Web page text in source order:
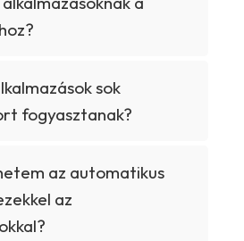
sok
fogyasztanak?
az automatikus
az